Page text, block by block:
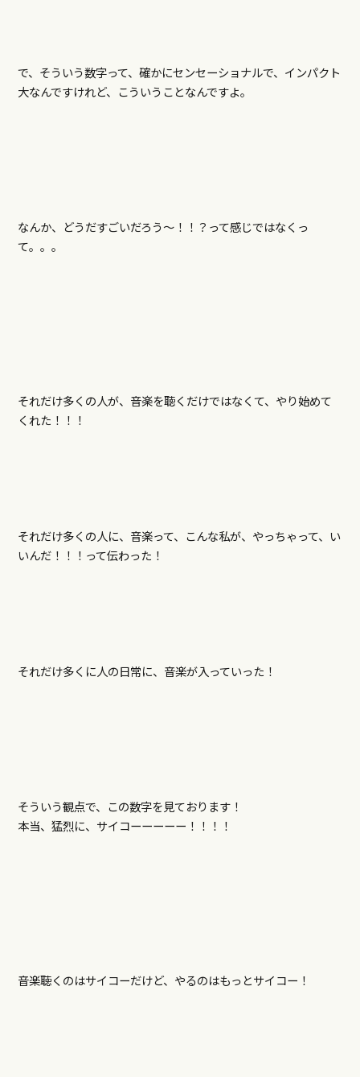
で、そういう数字って、確かにセンセーショナルで、インパクト
大なんですけれど、こういうことなんですよ。
なんか、どうだすごいだろう〜！！？って感じではなくっ
て。。。
それだけ多くの人が、音楽を聴くだけではなくて、やり始めて
くれた！！！
それだけ多くの人に、音楽って、こんな私が、やっちゃって、い
いんだ！！！って伝わった！
それだけ多くに人の日常に、音楽が入っていった！
そういう観点で、この数字を見ております！
本当、猛烈に、サイコーーーーー！！！！
音楽聴くのはサイコーだけど、やるのはもっとサイコー！